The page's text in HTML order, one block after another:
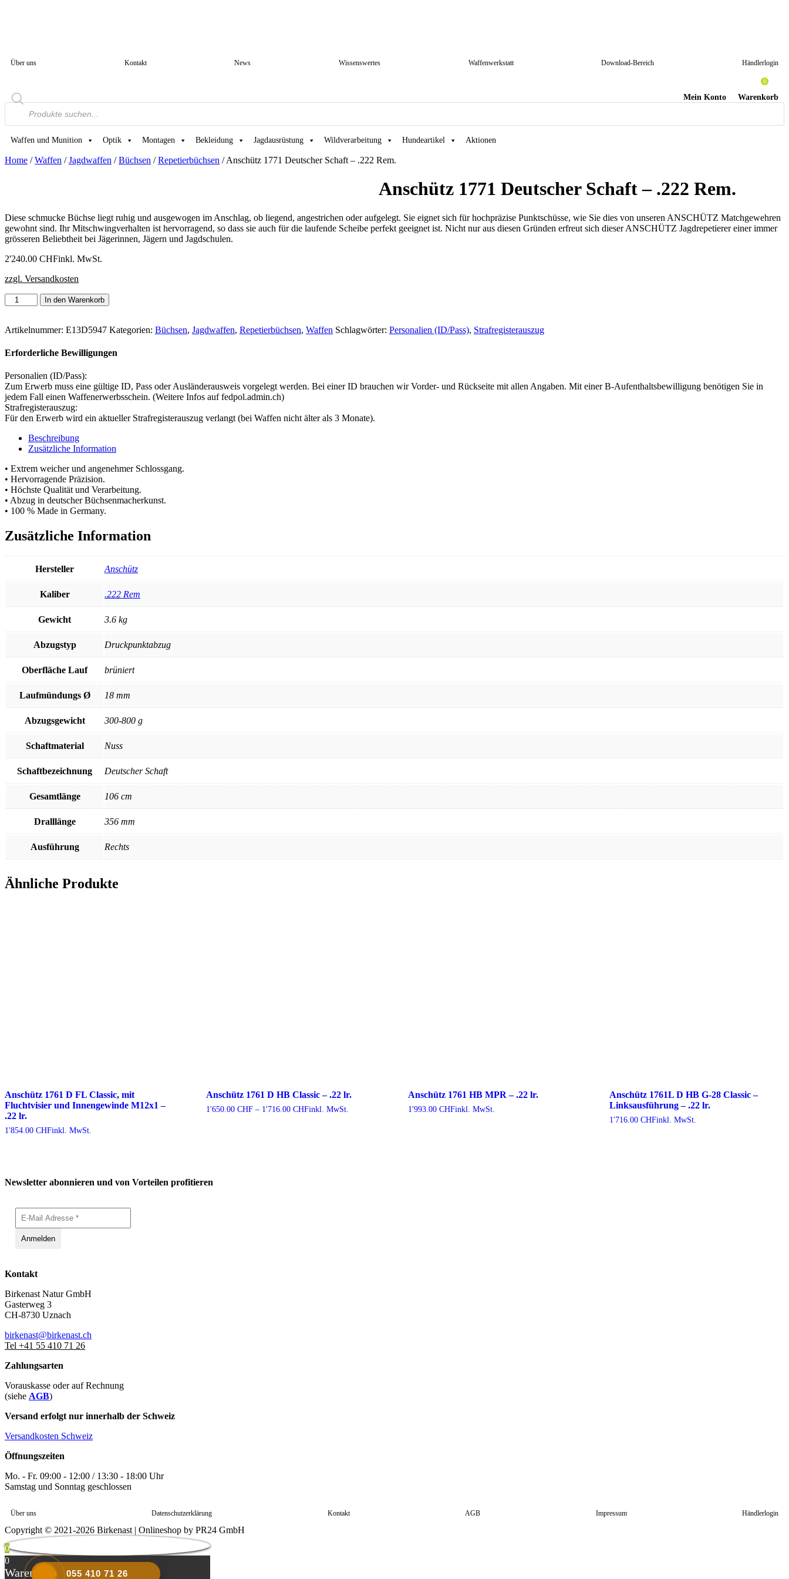
Über uns Kontakt News Wissenswertes Waffenwerkstatt Download-Bereich Händlerlogin
Warenkorb
0
Mein Konto
Products
Waffen und Munition Optik Montagen Bekleidung Jagdausrüstung Wildverarbeitung Hundeartikel Aktionen
Home /Waffen /Jagdwaffen /Büchsen /Repetierbüchsen / Anschütz 1771 Deutscher Schaft – .222 Rem.
Anschütz 1771 Deutscher Schaft – .222 Rem.
Diese schmucke Büchse liegt ruhig und ausgewogen im Anschlag, ob liegend, angestrichen oder aufgelegt. Sie eignet sich für hochpräzise Punktschüsse, wie Sie dies von unseren ANSCHÜTZ Matchgewehren
gewohnt sind. Ihr Mitschwingverhalten ist hervorragend, so dass sie auch für die laufende Scheibe perfekt geeignet ist. Nicht nur aus diesen Gründen erfreut sich dieser ANSCHÜTZ Jagdrepetierer einer immer
grösseren Beliebtheit bei Jägerinnen, Jägern und Jagdschulen.
2'240.00 CHFinkl. MwSt.
zzgl. Versandkosten
Anschütz
1771
Schaft
.222
Menge
In den Warenkorb
Artikelnummer: E13D5947 Kategorien: Büchsen, Jagdwaffen, Repetierbüchsen, Waffen Schlagwörter: Personalien (ID/Pass), Strafregisterauszug
Erforderliche Bewilligungen
Personalien (ID/Pass):
Zum Erwerb muss eine gültige ID, Pass oder Ausländerausweis vorgelegt werden. Bei einer ID brauchen wir Vorder- und Rückseite mit allen Angaben. Mit einer B-Aufenthaltsbewilligung benötigen Sie in
jedem Fall einen Waffenerwerbsschein. (Weitere Infos auf fedpol.admin.ch)
Strafregisterauszug:
Für den Erwerb wird ein aktueller Strafregisterauszug verlangt (bei Waffen nicht älter als 3 Monate).
Beschreibung
Zusätzliche Information
• Extrem weicher und angenehmer Schlossgang.
• Hervorragende Präzision.
• Höchste Qualität und Verarbeitung.
• Abzug in deutscher Büchsenmacherkunst.
• 100 % Made in Germany.
Zusätzliche Information
Hersteller Anschütz
Kaliber .222 Rem
Gewicht 3.6 kg
Abzugstyp Druckpunktabzug
Oberfläche Lauf brüniert
Laufmündungs Ø 18 mm
Abzugsgewicht 300-800 g
Schaftmaterial Nuss
Schaftbezeichnung Deutscher Schaft
Gesamtlänge 106 cm
Dralllänge 356 mm
Ausführung Rechts
Ähnliche Produkte
Anschütz 1761 D FL Classic, mit
Fluchtvisier und Innengewinde M12x1 –
.22 lr.
1'854.00 CHFinkl. MwSt.
Anschütz 1761 D HB Classic – .22 lr.
1'650.00CHF – 1'716.00CHFPreisspanne:
inkl. MwSt.
Anschütz 1761 HB MPR – .22 lr.
1'993.00 CHFinkl. MwSt.
Anschütz 1761L D HB G-28 Classic –
Linksausführung – .22 lr.
1'716.00 CHFinkl. MwSt.
Newsletter abonnieren und von Vorteilen profitieren
Kontakt
Birkenast Natur GmbH
Gasterweg 3
CH-8730 Uznach
birkenast@birkenast.ch
Tel +41 55 410 71 26
Zahlungsarten
Vorauskasse oder auf Rechnung
(siehe AGB)
Versand erfolgt nur innerhalb der Schweiz
Versandkosten Schweiz
Öffnungszeiten
Mo. - Fr. 09:00 - 12:00 / 13:30 - 18:00 Uhr
Samstag und Sonntag geschlossen
Über uns Datenschutzerklärung Kontakt AGB Impressum Händlerlogin
Copyright © 2021-2026 Birkenast | Onlineshop by PR24 GmbH
055 410 71 26
0
0
Warenkorb